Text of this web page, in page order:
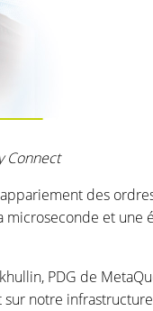
Connect
des
et une
PDG de
notre